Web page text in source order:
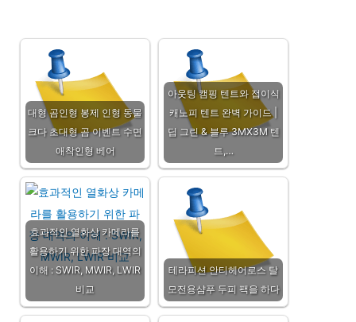
대형 곰인형 봉제 인형 동물
크다 초대형 곰 이벤트 수면
애착인형 베어
아웃팅 캠핑 텐트와 접이식
캐노피 텐트 완벽 가이드 |
딥 그린 & 블루 3MX3M 텐
트,…
효과적인 열화상 카메라를
활용하기 위한 파장 대역의
이해 : SWIR, MWIR, LWIR
비교
테라피션 안티헤어로스 탈
모전용샴푸 두피 팩을 하다